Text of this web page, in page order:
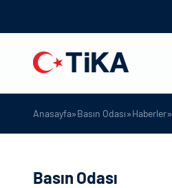
Anasayfa»Basın Odası»Haberler»
Basın Odası